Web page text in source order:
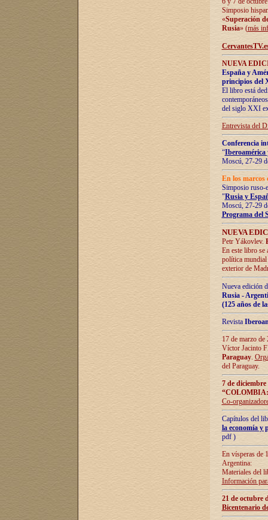
Simposio
«Superación
Rusia» (más
NUEVA
España y
principios del
El libro está
del siglo XXI
Entrevista del
Conferencia
“Iberoamérica
Moscú, 27-29
En los marcos
Simposio ruso-
"Rusia y
Moscú, 27-29
Programa del
NUEVA
Petr Yákovlev.
En este libro se
política mundial
exterior de
Nueva edición
Rusia -
(125 años de
Revista
17 de marzo
Víctor Jacinto
Paraguay.
del Paraguay.
7 de
Co-
Capítulos del
la economía y
pdf )
En vísperas de
Argentina:
Materiales del
Información
21 de octubre
Bicentenario